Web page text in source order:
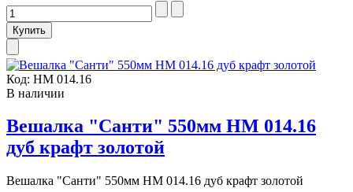
Код: НМ 014.16
В наличии
Вешалка "Санти" 550мм НМ 014.16
дуб крафт золотой
Вешалка "Санти" 550мм НМ 014.16 дуб крафт золотой